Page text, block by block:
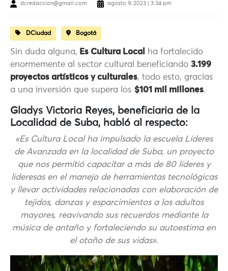
dcredaccion@gmail.com agosto 9, 2023 | 3:34 pm
DCiudad Bogotá
Sin duda alguna, Es Cultura Local
ha fortalecido
enormemente al sector cultural beneficiando 3.199
proyectos artísticos y culturales, todo esto, gracias
a una inversión que supera los $101 mil millones.
Gladys Victoria Reyes, beneficiaria de la
Localidad de Suba, habló al respecto:
«Es Cultura Local ha impulsado la escuela Líderes
de Avanzada en la localidad de Suba, un proyecto
que nos permitió capacitar a más de 80 líderes y
lideresas en el manejo de herramientas tecnológicas
y llevar actividades relacionadas con elaboración de
tejidos, danzas y esparcimientos a los adultos
mayores, reavivando sus recuerdos mediante la
música de antaño y fortaleciendo su autoestima en
el otoño de sus vidas».